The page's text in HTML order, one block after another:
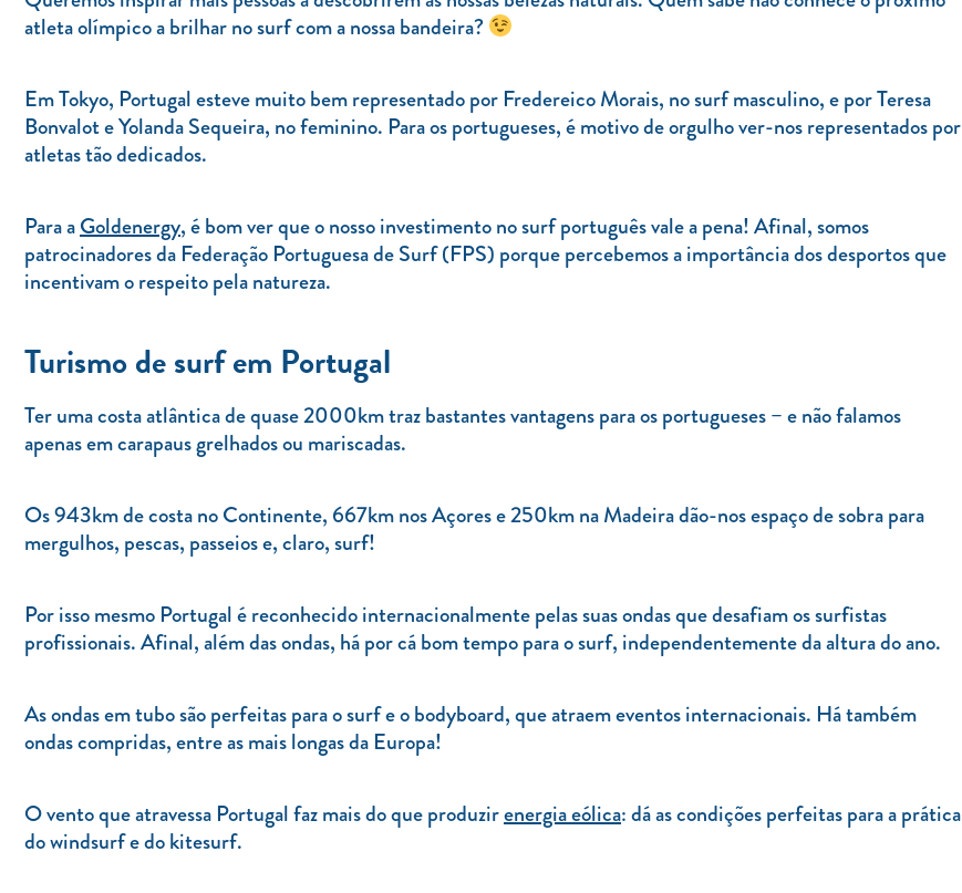
atleta olímpico a brilhar no surf com a nossa bandeira?
Em Tokyo, Portugal esteve muito bem representado por Fredereico Morais, no surf masculino, e por Teresa
Bonvalot e Yolanda Sequeira, no feminino. Para os portugueses, é motivo de orgulho ver-nos representados por
atletas tão dedicados.
Para aGoldenergy, é bom ver que o nosso investimento no surf português vale a pena! Afinal, somos
patrocinadores da Federação Portuguesa de Surf (FPS) porque percebemos a importância dos desportos que
incentivam o respeito pela natureza.
Turismo de surf em Portugal
Ter uma costa atlântica de quase 2000km traz bastantes vantagens para os portugueses – e não falamos
apenas em carapaus grelhados ou mariscadas.
Os 943km de costa no Continente, 667km nos Açores e 250km na Madeira dão-nos espaço de sobra para
mergulhos, pescas, passeios e, claro, surf!
Por isso mesmo Portugal é reconhecido internacionalmente pelas suas ondas que desafiam os surfistas
profissionais. Afinal, além das ondas, há por cá bom tempo para o surf, independentemente da altura do ano.
As ondas em tubo são perfeitas para o surf e o bodyboard, que atraem eventos internacionais. Há também
ondas compridas, entre as mais longas da Europa!
O vento que atravessa Portugal faz mais do que produzirenergia eólica: dá as condições perfeitas para a prática
do windsurf e do kitesurf.